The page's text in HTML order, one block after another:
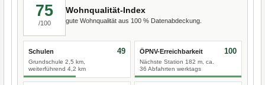
75
/100
Wohnqualität-Index
gute Wohnqualität aus 100 % Datenabdeckung.
Schulen
Grundschule 2,5 km,
weiterführend 4,2 km
49 ÖPNV-Erreichbarkeit
Nächste Station 182 m, ca.
36 Abfahrten werktags
100